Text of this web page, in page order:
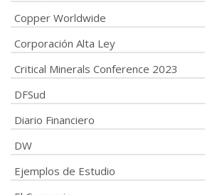
Copper Worldwide
Corporación Alta Ley
Critical Minerals Conference 2023
DFSud
Diario Financiero
DW
Ejemplos de Estudio